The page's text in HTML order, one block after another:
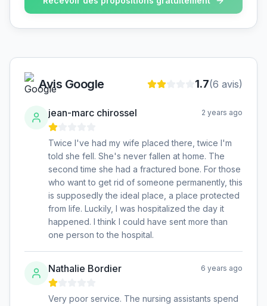
Avis Google 1.7(6 avis)
jean-marc chirossel 2 years ago
Twice I've had my wife placed there, twice I'm
told she fell. She's never fallen at home. The
second time she had a fractured bone. For those
who want to get rid of someone permanently, this
is supposedly the ideal place, a place protected
from life. Luckily, I was hospitalized the day it
happened. I think I could have sent more than
one person to the hospital.
Nathalie Bordier 6 years ago
Very poor service. The nursing assistants spend